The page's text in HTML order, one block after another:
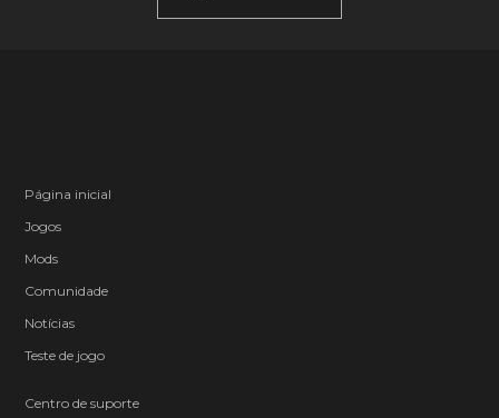
Página inicial
Jogos
Mods
Comunidade
Notícias
Teste de jogo
Centro de suporte